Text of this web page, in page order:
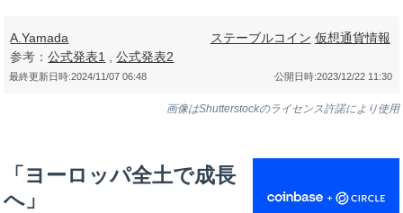
A.Yamada
参考：公式発表1 ,公式発表2
ステーブルコイン 仮想通貨情報
公開日時:2023/12/22 11:30
最終更新日時:2024/11/07 06:48
画像はShutterstockのライセンス許諾により使用
「ヨーロッパ全土で成長
へ」